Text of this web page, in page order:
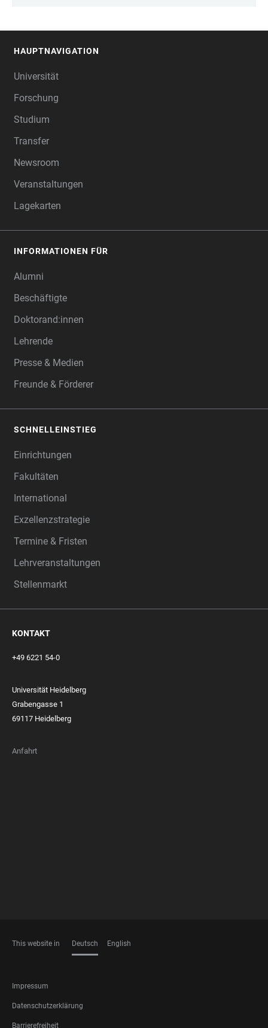
HAUPTNAVIGATION
Universität
Forschung
Studium
Transfer
Newsroom
Veranstaltungen
Lagekarten
INFORMATIONEN FÜR
Alumni
Beschäftigte
Doktorand:innen
Lehrende
Presse & Medien
Freunde & Förderer
SCHNELLEINSTIEG
Einrichtungen
Fakultäten
International
Exzellenzstrategie
Termine & Fristen
Lehrveranstaltungen
Stellenmarkt
KONTAKT
+49 6221 54-0
Universität Heidelberg
Grabengasse 1
69117 Heidelberg
Anfahrt
This website in Deutsch English
FOOTER
LEGAL
Impressum
Datenschutzerklärung
Barrierefreiheit